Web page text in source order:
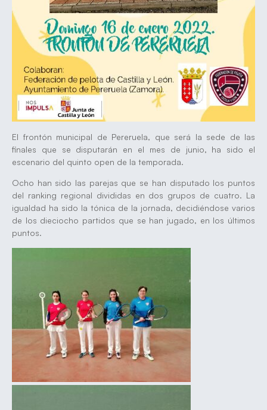
El frontón municipal de Pereruela, que será la sede de las
finales que se disputarán en el mes de junio, ha sido el
escenario del quinto open de la temporada.
Ocho han sido las parejas que se han disputado los puntos
del ranking regional divididas en dos grupos de cuatro. La
igualdad ha sido la tónica de la jornada, decidiéndose varios
de los dieciocho partidos que se han jugado, en los últimos
puntos.